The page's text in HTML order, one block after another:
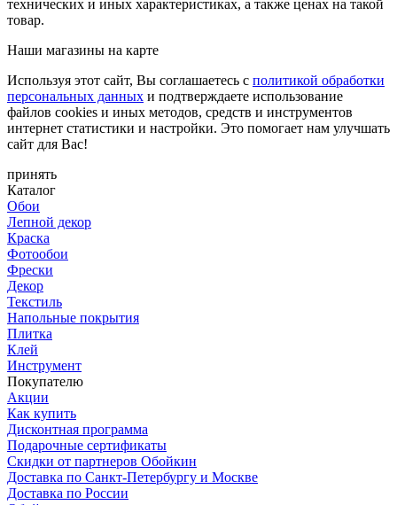
технических и иных характеристиках, а также ценах на такой
товар.
Наши магазины на карте
Используя этот сайт, Вы соглашаетесь с политикой обработки
персональных данных и подтверждаете использование
файлов cookies и иных методов, средств и инструментов
интернет статистики и настройки. Это помогает нам улучшать
сайт для Вас!
принять
Каталог
Обои
Лепной декор
Краска
Фотообои
Фрески
Декор
Текстиль
Напольные покрытия
Плитка
Клей
Инструмент
Покупателю
Акции
Как купить
Дисконтная программа
Подарочные сертификаты
Скидки от партнеров Обойкин
Доставка по Санкт-Петербургу и Москве
Доставка по России